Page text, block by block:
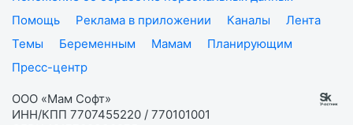
Помощь
Реклама в приложении Каналы
Лента
Темы
Беременным Мамам
Планирующим
Пресс-центр
ООО «Мам Софт»
ИНН/КПП 7707455220 / 770101001